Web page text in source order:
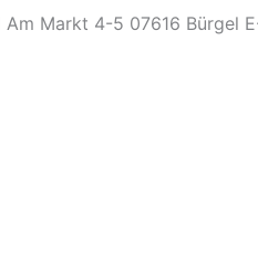
Markt 4-5 07616 Bürgel